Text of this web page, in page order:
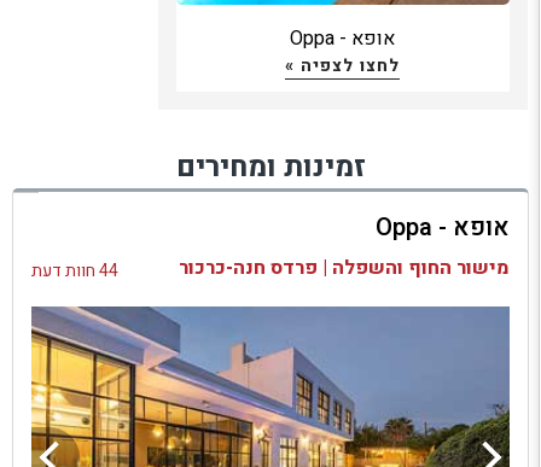
אופא - Oppa
לחצו לצפיה »
זמינות ומחירים
אופא - Oppa
מישור החוף והשפלה | פרדס חנה-כרכור 44 חוות דעת